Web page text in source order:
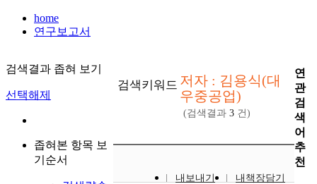
home
연구보고서
검색결과 좁혀 보기
선택해제
좁혀본 항목 보
기순서
검색키워드 저자 : 김용식(대
우중공업)
(검색결과 3 건)
내보내기
내책장담기
연
관
검
색
어
추
천